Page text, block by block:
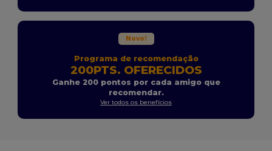
Novo!
Programa de recomendação
200PTS. OFERECIDOS
Ganhe 200 pontos por cada amigo que
recomendar.
Ver todos os benefícios